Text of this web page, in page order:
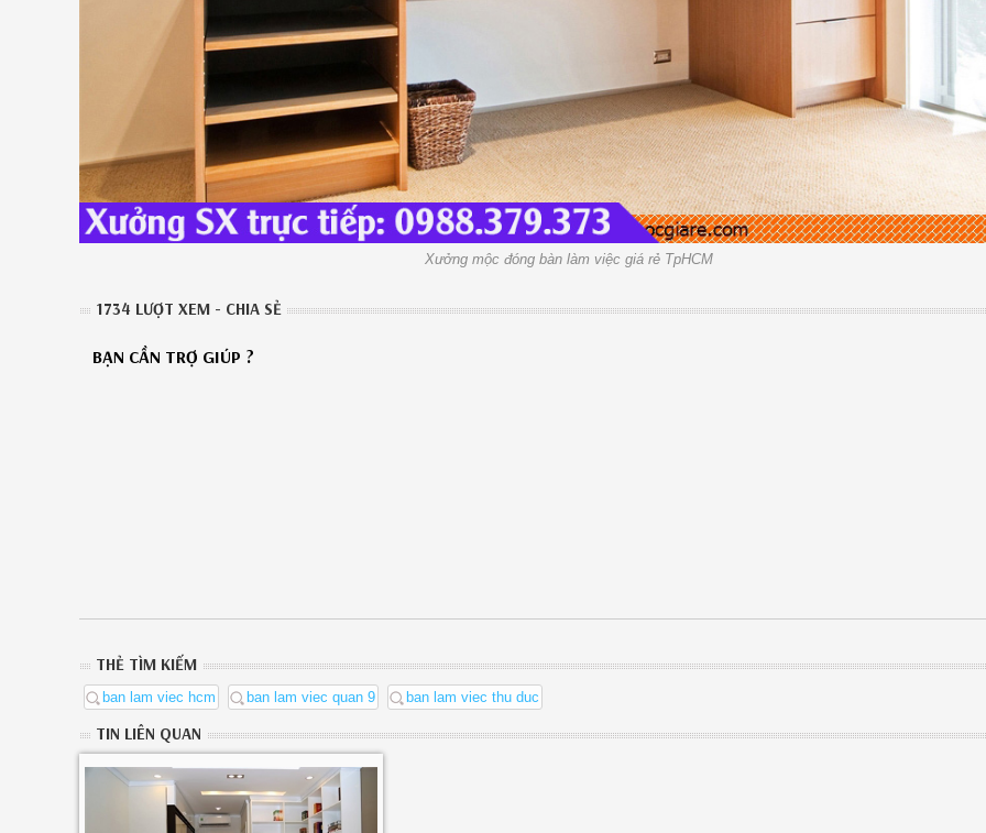
Xưởng mộc đóng bàn làm việc giá rẻ TpHCM
1734 LƯỢT XEM - CHIA SẺ
BẠN CẦN TRỢ GIÚP ?
THẺ TÌM KIẾM
ban lam viec hcm ban lam viec quan 9 ban lam viec thu duc
TIN LIÊN QUAN